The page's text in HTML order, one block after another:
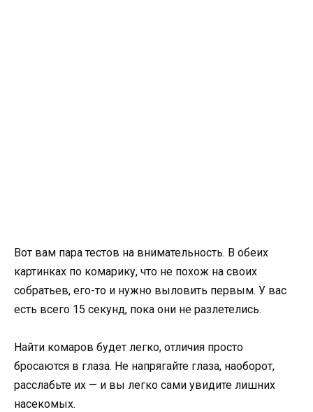
Вот вам пара тестов на внимательность. В обеих
картинках по комарику, что не похож на своих
собратьев, его-то и нужно выловить первым. У вас
есть всего 15 секунд, пока они не разлетелись.
Найти комаров будет легко, отличия просто
бросаются в глаза. Не напрягайте глаза, наоборот,
расслабьте их — и вы легко сами увидите лишних
насекомых.